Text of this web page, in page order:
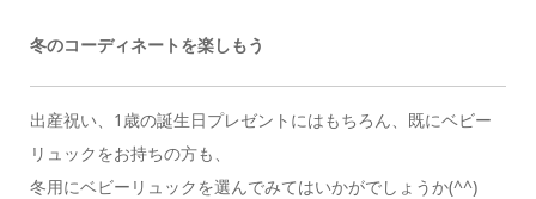
冬のコーディネートを楽しもう
出産祝い、1歳の誕生日プレゼントにはもちろん、既にベビー
リュックをお持ちの方も、
冬用にベビーリュックを選んでみてはいかがでしょうか(^^)